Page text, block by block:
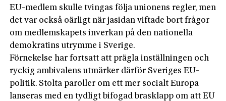
EU-medlem skulle tvingas följa unionens regler, men
det var också oärligt när jasidan viftade bort frågor
om medlemskapets inverkan på den nationella
demokratins utrymme i Sverige.
Förnekelse har fortsatt att prägla inställningen och
ryckig ambivalens utmärker därför Sveriges EU-
politik. Stolta paroller om ett mer socialt Europa
lanseras med en tydligt bifogad brasklapp om att EU